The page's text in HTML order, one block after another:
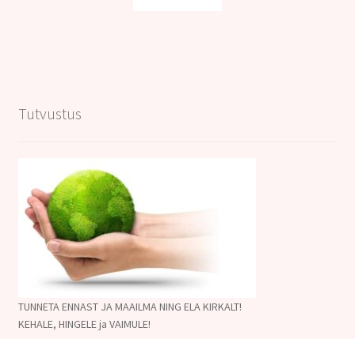
Tutvustus
TUNNETA ENNAST JA MAAILMA NING ELA KIRKALT!
KEHALE, HINGELE ja VAIMULE!